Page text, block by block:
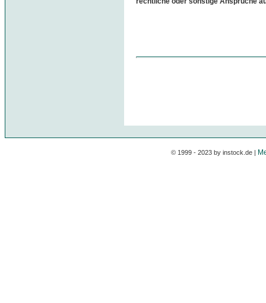
© 1999 - 2023 by instock.de |